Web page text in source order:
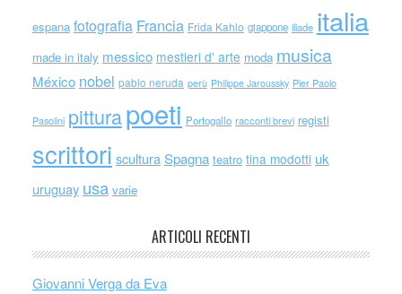
espana fotografia Francia Frida Kahlo giappone iliade italia
made in italy messico mestieri d' arte moda musica
México nobel pablo neruda perù Philippe Jaroussky Pier Paolo
Pasolini pitturapoeti Portogallo racconti brevi registi
scrittori scultura Spagna teatro tina modotti uk
uruguay usa varie
ARTICOLI RECENTI
Giovanni Verga da Eva